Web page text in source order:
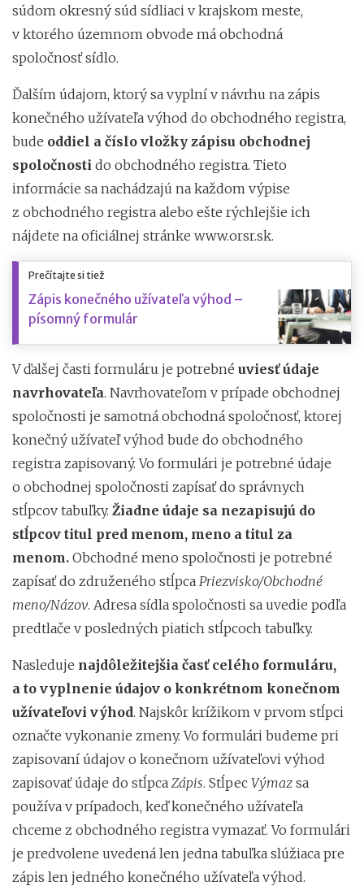
súdom okresný súd sídliaci v krajskom meste,
v ktorého územnom obvode má obchodná
spoločnosť sídlo.
Ďalším údajom, ktorý sa vyplní v návrhu na zápis
konečného užívateľa výhod do obchodného registra,
bude oddiel a číslo vložky zápisu obchodnej
spoločnosti do obchodného registra. Tieto
informácie sa nachádzajú na každom výpise
z obchodného registra alebo ešte rýchlejšie ich
nájdete na oficiálnej stránke www.orsr.sk.
Prečítajte si tiež
Zápis konečného užívateľa výhod –
písomný formulár
V ďalšej časti formuláru je potrebné uviesť údaje
navrhovateľa. Navrhovateľom v prípade obchodnej
spoločnosti je samotná obchodná spoločnosť, ktorej
konečný užívateľ výhod bude do obchodného
registra zapisovaný. Vo formulári je potrebné údaje
o obchodnej spoločnosti zapísať do správnych
stĺpcov tabuľky. Žiadne údaje sa nezapisujú do
stĺpcov titul pred menom, meno a titul za
menom. Obchodné meno spoločnosti je potrebné
zapísať do združeného stĺpca Priezvisko/Obchodné
meno/Názov. Adresa sídla spoločnosti sa uvedie podľa
predtlače v posledných piatich stĺpcoch tabuľky.
Nasleduje najdôležitejšia časť celého formuláru,
a to vyplnenie údajov o konkrétnom konečnom
užívateľovi výhod. Najskôr krížikom v prvom stĺpci
označte vykonanie zmeny. Vo formulári budeme pri
zapisovaní údajov o konečnom užívateľovi výhod
zapisovať údaje do stĺpca Zápis. Stĺpec Výmaz sa
používa v prípadoch, keď konečného užívateľa
chceme z obchodného registra vymazať. Vo formulári
je predvolene uvedená len jedna tabuľka slúžiaca pre
zápis len jedného konečného užívateľa výhod.